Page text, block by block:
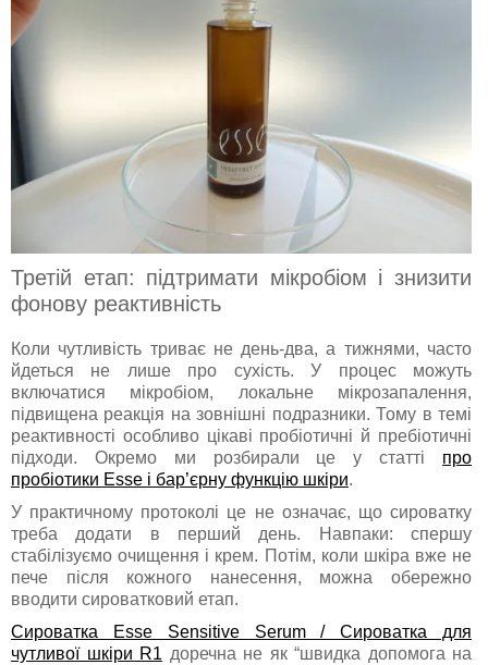
Третій етап: підтримати мікробіом і знизити
фонову реактивність
Коли чутливість триває не день-два, а тижнями, часто
йдеться не лише про сухість. У процес можуть
включатися мікробіом, локальне мікрозапалення,
підвищена реакція на зовнішні подразники. Тому в темі
реактивності особливо цікаві пробіотичні й пребіотичні
підходи. Окремо ми розбирали це у статті про
пробіотики Esse і бар’єрну функцію шкіри.
У практичному протоколі це не означає, що сироватку
треба додати в перший день. Навпаки: спершу
стабілізуємо очищення і крем. Потім, коли шкіра вже не
пече після кожного нанесення, можна обережно
вводити сироватковий етап.
Сироватка Esse Sensitive Serum / Сироватка для
чутливої шкіри R1 доречна не як “швидка допомога на